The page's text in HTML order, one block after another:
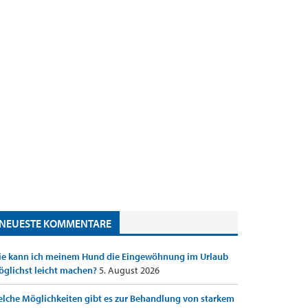
NEUESTE KOMMENTARE
kann ich meinem Hund die Eingewöhnung im Urlaub
leicht machen?5. August 2026
Möglichkeiten gibt es zur Behandlung von starkem